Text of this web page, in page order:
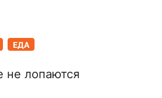
ЕДА
не лопаются